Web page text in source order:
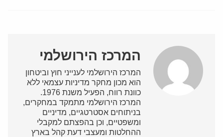
המרכז הירושלמי
המרכז הירושלמי לענייני חוץ וביטחון
הוא מכון מחקר מדיניות עצמאי ללא
כוונת רווח, הפעיל משנת 1976.
המרכז הירושלמי מתמקד במחקרים,
בניתוחים אסטרטגיים, מדיניים
ומשפטיים, וכן בהפצתם למקבלי
ההחלטות ומעצבי דעת קהל בארץ